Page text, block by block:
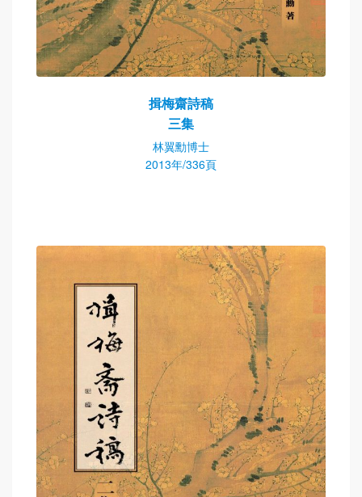
揖梅齋詩稿
三集
林翼勳博士
2013年/336頁